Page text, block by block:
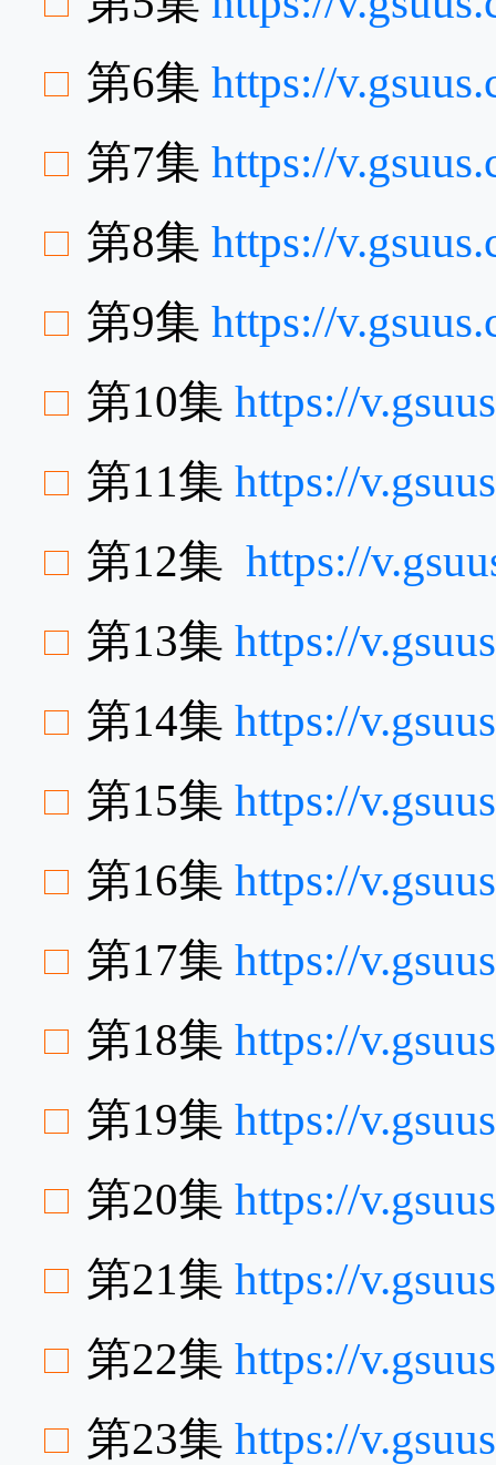
第6集 https://
第7集 https://
第8集 https://
第9集 https://
第10集 https://
第11集 https://
第12集 https://
第13集 https://
第14集 https://
第15集 https://
第16集 https://
第17集 https://
第18集 https://
第19集 https://
第20集 https://
第21集 https://
第22集 https://
第23集 https://